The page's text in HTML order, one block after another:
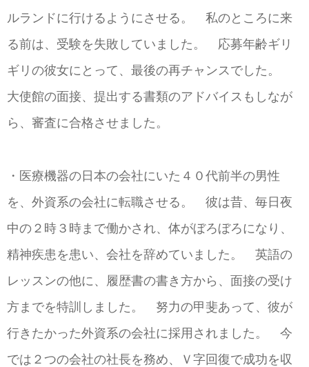
ルランドに行けるようにさせる。 私のところに来
る前は、受験を失敗していました。 応募年齢ギリ
ギリの彼女にとって、最後の再チャンスでした。
大使館の面接、提出する書類のアドバイスもしなが
ら、審査に合格させました。
・医療機器の日本の会社にいた４０代前半の男性
を、外資系の会社に転職させる。 彼は昔、毎日夜
中の２時３時まで働かされ、体がぼろぼろになり、
精神疾患を患い、会社を辞めていました。 英語の
レッスンの他に、履歴書の書き方から、面接の受け
方までを特訓しました。 努力の甲斐あって、彼が
行きたかった外資系の会社に採用されました。 今
では２つの会社の社長を務め、Ｖ字回復で成功を収